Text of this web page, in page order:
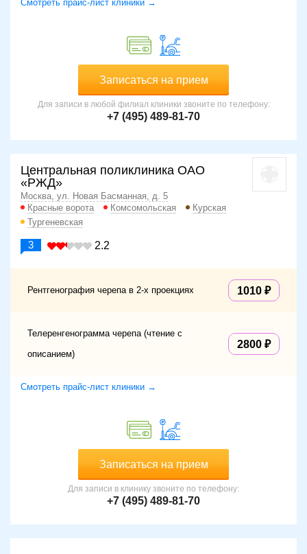
Смотреть прайс-лист клиники →
Записаться на прием
Для записи в любой филиал клиники звоните по телефону:
+7 (495) 489-81-70
Центральная поликлиника ОАО
«РЖД»
Москва, ул. Новая Басманная, д. 5
Красные ворота
Комсомольская
Курская
Тургеневская
3 2.2
Рентгенография черепа в 2-х проекциях 1010
Телеренгенограмма черепа (чтение с
описанием)
2800
Смотреть прайс-лист клиники →
Записаться на прием
Для записи в клинику звоните по телефону:
+7 (495) 489-81-70